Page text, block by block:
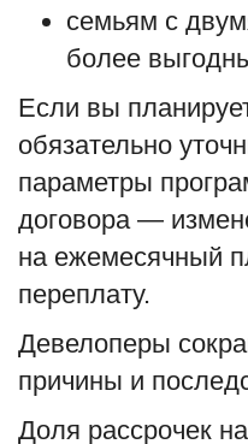
семьям с
более
Если вы
обязательно
параметры
договора —
на ежемесячный
переплату.
Девелоперы
причины и
Доля рассрочек